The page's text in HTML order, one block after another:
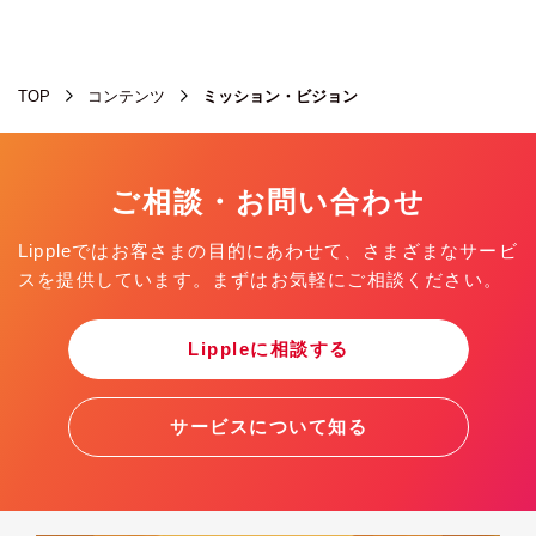
TOP コンテンツ ミッション・ビジョン
ご相談・お問い合わせ
Lippleではお客さまの目的にあわせて、さまざまなサービ
スを提供しています。まずはお気軽にご相談ください。
Lippleに相談する
サービスについて知る